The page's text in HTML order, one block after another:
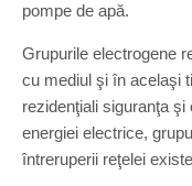
pompe de apă.
Grupurile electrogene
cu mediul şi în acelaşi
rezidenţiali siguranţa
energiei electrice,
întreruperii reţelei